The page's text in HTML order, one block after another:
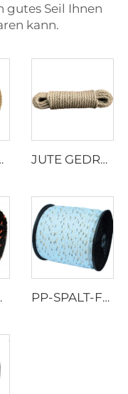
gutes Seil Ihnen
kann.
SEIL JUTE GEDREHTES SEIL
PP-SPALT-FOLIEN-GEDREHTE SEIL